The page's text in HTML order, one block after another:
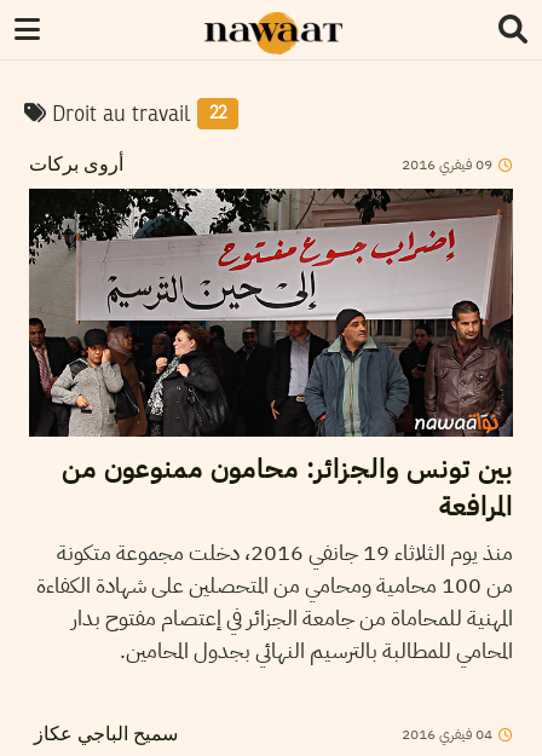
Droit au travail 22
أروى بركات 09فيفري2016
بين تونس والجزائر: محامون ممنوعون من
المرافعة
منذ يوم الثلاثاء 19 جانفي 2016، دخلت مجموعة متكونة
من 100 محامية ومحامي من المتحصلين على شهادة الكفاءة
المهنية للمحاماة من جامعة الجزائر في إعتصام مفتوح بدار
المحامي للمطالبة بالترسيم النهائي بجدول المحامين.
سميح الباجي عكاز 04فيفري2016